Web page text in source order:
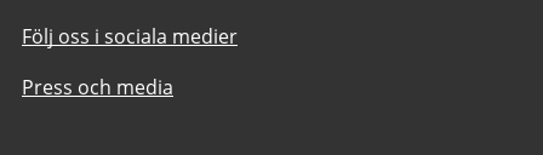
Följ oss i sociala medier
Press och media